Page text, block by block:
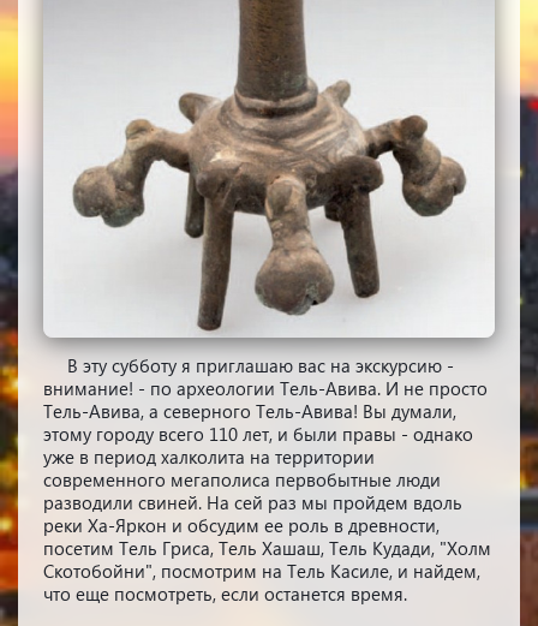
В эту субботу я приглашаю вас на экскурсию -
внимание! - по археологии Тель-Авива. И не просто
Тель-Авива, а северного Тель-Авива! Вы думали,
этому городу всего 110 лет, и были правы - однако
уже в период халколита на территории
современного мегаполиса первобытные люди
разводили свиней. На сей раз мы пройдем вдоль
реки Ха-Яркон и обсудим ее роль в древности,
посетим Тель Гриса, Тель Хашаш, Тель Кудади, "Холм
Скотобойни", посмотрим на Тель Касиле, и найдем,
что еще посмотреть, если останется время.